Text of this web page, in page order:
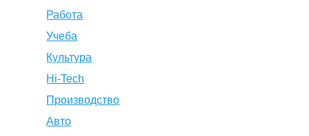
Работа
Учеба
Культура
Hi-Tech
Производство
Авто